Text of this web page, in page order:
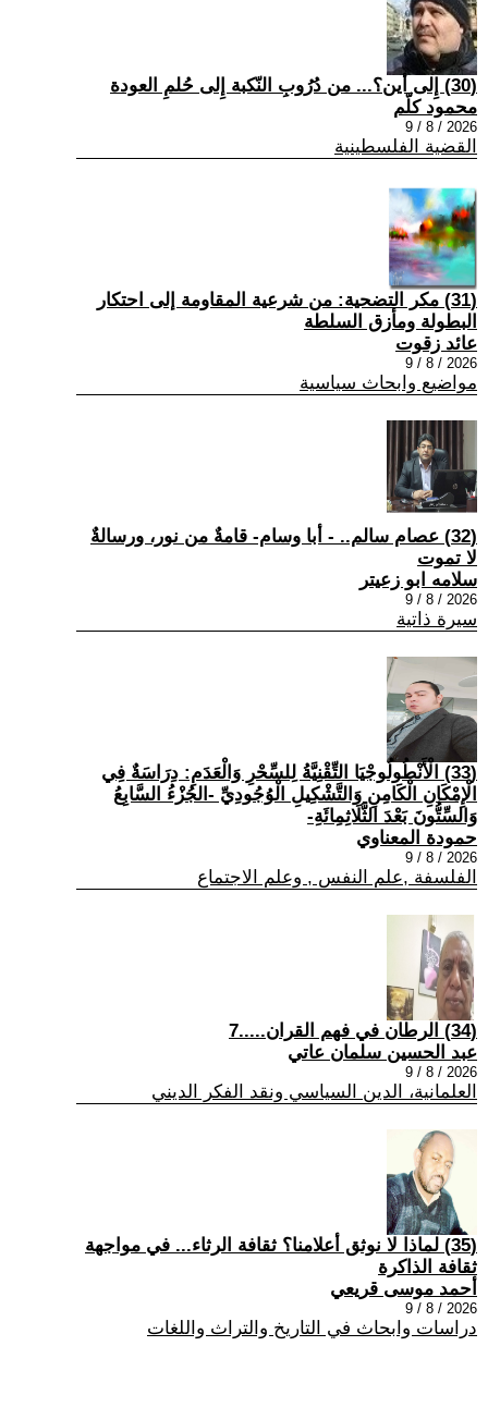
(30) إِلى أين؟... من دُرُوبِ النّكبة إِلى حُلمِ العودة
محمود كلّم
2026 / 8 / 9
القضية الفلسطينية
(31) مكر التضحية: من شرعية المقاومة إلى احتكار
البطولة ومأزق السلطة
عائد زقوت
2026 / 8 / 9
مواضيع وابحاث سياسية
(32) عصام سالم.. - أبا وسام- قامةٌ من نور، ورسالةٌ
لا تموت
سلامه ابو زعيتر
2026 / 8 / 9
سيرة ذاتية
(33) الْأَنْطُولُوجْيَا التِّقْنِيَّةُ لِلسِّحْرِ وَالْعَدَمِ: دِرَاسَةٌ فِي
الْإِمْكَانِ الْكَامِنِ وَالتَّشْكِيلِ الْوُجُودِيِّ -الجُزْءُ السَّابِعُ
وَالسِّتُّونَ بَعْدَ الثَّلَاثِمِائَةِ-
حمودة المعناوي
2026 / 8 / 9
الفلسفة ,علم النفس , وعلم الاجتماع
(34) الرطان في فهم القران.....7
عبد الحسين سلمان عاتي
2026 / 8 / 9
العلمانية، الدين السياسي ونقد الفكر الديني
(35) لماذا لا نوثق أعلامنا؟ ثقافة الرثاء... في مواجهة
ثقافة الذاكرة
أحمد موسى قريعي
2026 / 8 / 9
دراسات وابحاث في التاريخ والتراث واللغات